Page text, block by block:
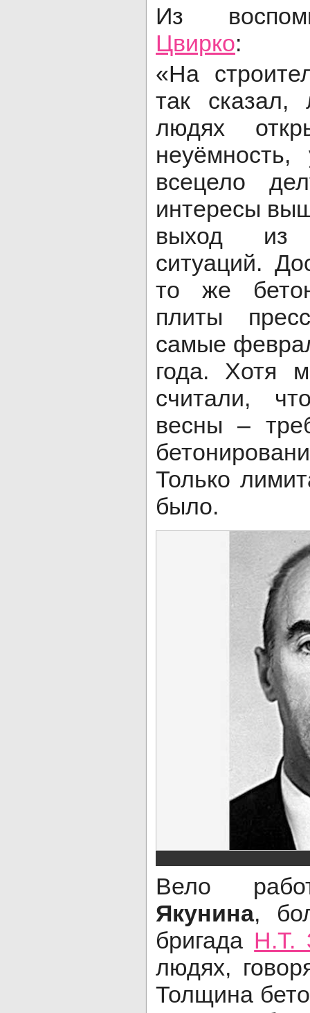
Из
Цвирко:
«На
так
людях
неуёмность,
всецело
интересы
выход из
ситуаций.
то же
плиты
самые
года. Хотя
считали,
весны –
Только
было.
Вело
Якунина,
бригада Н.Т.
людях,
Толщина